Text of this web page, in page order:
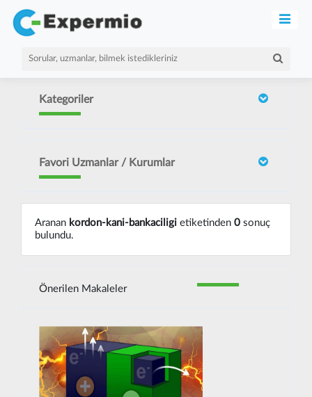
Kategoriler
Favori Uzmanlar / Kurumlar
Aranan kordon-kani-bankaciligi etiketinden 0sonuç
bulundu.
Önerilen Makaleler